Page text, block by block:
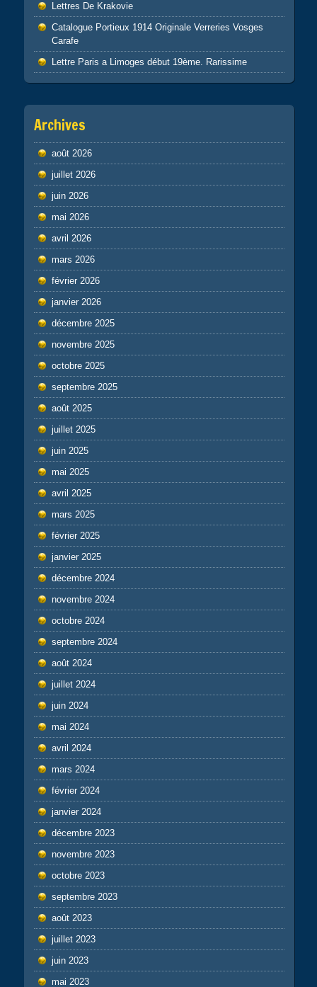
Lettres De Krakovie
Catalogue Portieux 1914 Originale Verreries Vosges
Carafe
Lettre Paris a Limoges début 19ème. Rarissime
Archives
août 2026
juillet 2026
juin 2026
mai 2026
avril 2026
mars 2026
février 2026
janvier 2026
décembre 2025
novembre 2025
octobre 2025
septembre 2025
août 2025
juillet 2025
juin 2025
mai 2025
avril 2025
mars 2025
février 2025
janvier 2025
décembre 2024
novembre 2024
octobre 2024
septembre 2024
août 2024
juillet 2024
juin 2024
mai 2024
avril 2024
mars 2024
février 2024
janvier 2024
décembre 2023
novembre 2023
octobre 2023
septembre 2023
août 2023
juillet 2023
juin 2023
mai 2023